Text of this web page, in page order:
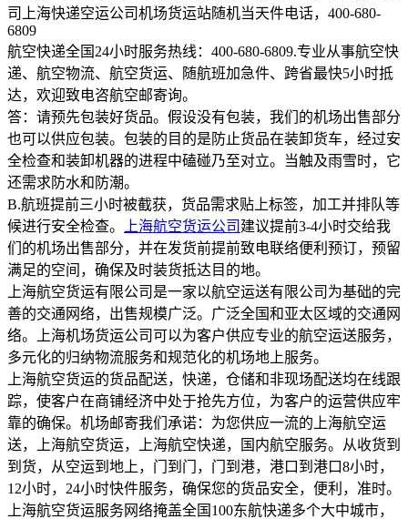
司上海快递空运公司机场货运站随机当天件电话，400-680-
6809
航空快递全国24小时服务热线：400-680-6809.专业从事航空快
递、航空物流、航空货运、随航班加急件、跨省最快5小时抵
达，欢迎致电咨航空邮寄询。
答：请预先包装好货品。假设没有包装，我们的机场出售部分
也可以供应包装。包装的目的是防止货品在装卸货车，经过安
全检查和装卸机器的进程中磕碰乃至对立。当触及雨雪时，它
还需求防水和防潮。
B.航班提前三小时被截获，货品需求贴上标签，加工并排队等
候进行安全检查。
上海航空货运公司 建议提前3-4小时交给我
们的机场出售部分，并在发货前提前致电联络便利预订，预留
满足的空间，确保及时装货抵达目的地。
上海航空货运有限公司是一家以航空运送有限公司为基础的完
善的交通网络，出售规模广泛。广泛全国和亚太区域的交通网
络。上海机场货运公司可以为客户供应专业的航空运送服务，
多元化的归纳物流服务和规范化的机场地上服务。
上海航空货运的货品配送，快递，仓储和非现场配送均在线跟
踪，使客户在商铺经济中处于抢先方位，为客户的运营供应牢
靠的确保。机场邮寄我们承诺：为您供应一流的上海航空运
送，上海航空货运，上海航空快递，国内航空服务。从收货到
到货，从空运到地上，门到门，门到港，港口到港口8小时，
12小时，24小时快件服务，确保您的货品安全，便利，准时。
上海航空货运服务网络掩盖全国100东航快递多个大中城市，